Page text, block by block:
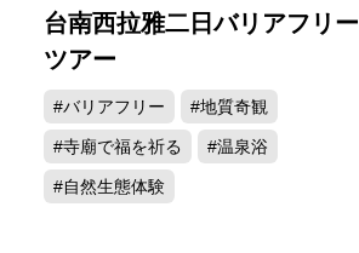
台南西拉雅二日バリアフリー
ツアー
#バリアフリー #地質奇観
#寺廟で福を祈る #温泉浴
#自然生態体験